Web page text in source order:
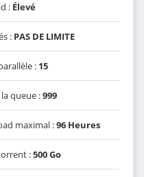
: Élevé
: PAS DE LIMITE
: 15
queue :999
maximal :96 Heures
:500 Go